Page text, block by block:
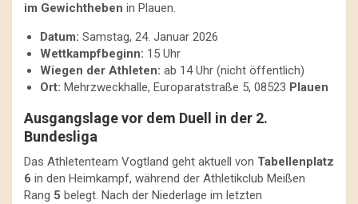
im Gewichtheben in Plauen.
Datum: Samstag, 24. Januar 2026
Wettkampfbeginn: 15 Uhr
Wiegen der Athleten: ab 14 Uhr (nicht öffentlich)
Ort: Mehrzweckhalle, Europaratstraße 5, 08523 Plauen
Ausgangslage vor dem Duell in der 2.
Bundesliga
Das Athletenteam Vogtland geht aktuell von Tabellenplatz
6 in den Heimkampf, während der Athletikclub Meißen
Rang 5 belegt. Nach der Niederlage im letzten